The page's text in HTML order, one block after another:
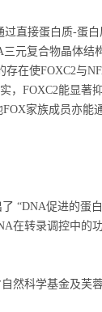
直接蛋白质-蛋
元复合物晶体
在使FOXC2与
FOXC2能显著
家族成员亦
“DNA促进的蛋
在转录调控中的
科学基金及芙